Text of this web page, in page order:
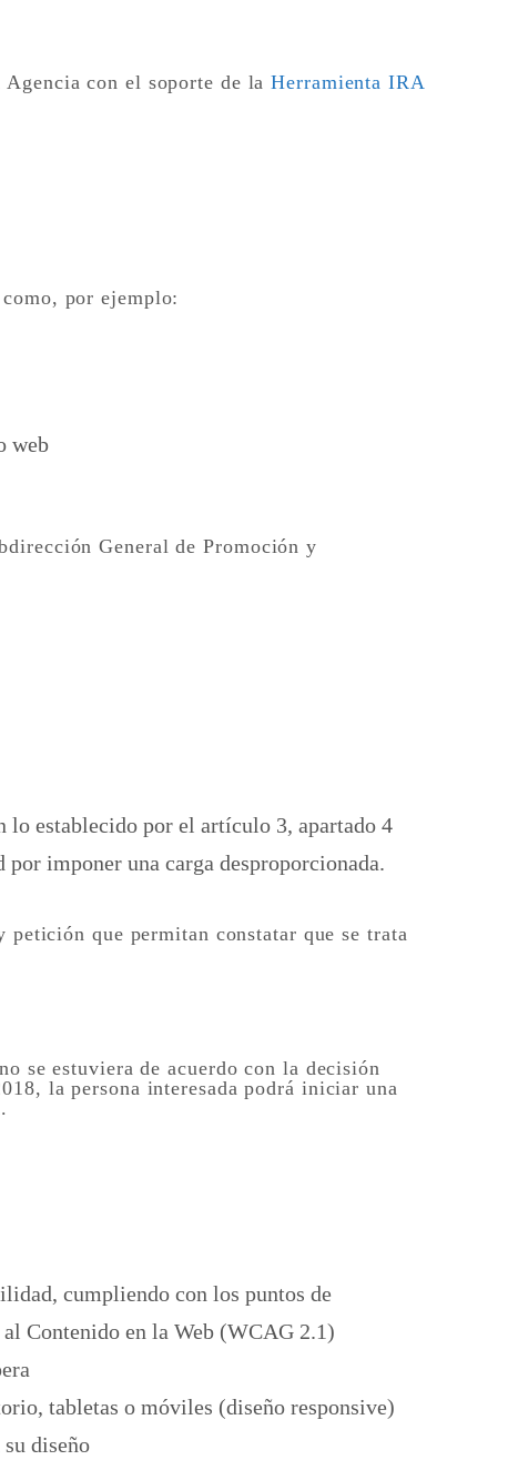
Agencia con el soporte de laHerramienta IRA
por ejemplo:
web
General de Promoción y
lo establecido por el artículo 3, apartado 4
imponer una carga desproporcionada.
que permitan constatar que se trata
se estuviera de acuerdo con la decisión
la persona interesada podrá iniciar una
cumpliendo con los puntos de
Contenido en la Web (WCAG 2.1)
tabletas o móviles (diseño responsive)
diseño